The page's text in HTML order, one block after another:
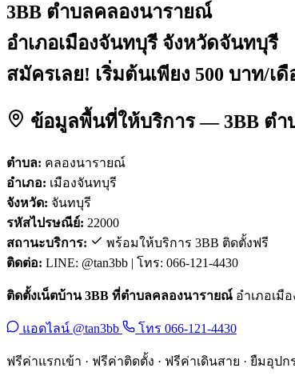
3BB ตำบลคลองนารายณ์
อำเภอเมืองจันทบุรี จังหวัดจันทบุรี
สมัครเลย! เริ่มต้นเพียง 500 บาท/เ
ข้อมูลพื้นที่ให้บริการ — 3BB ตำ
ตำบล: คลองนารายณ์
อำเภอ: เมืองจันทบุรี
จังหวัด: จันทบุรี
รหัสไปรษณีย์: 22000
สถานะบริการ:
พร้อมให้บริการ 3BB ติดตั้งฟรี
ติดต่อ: LINE: @tan3bb | โทร: 066-121-4430
ติดตั้งเน็ตบ้าน 3BB ที่ตำบลคลองนารายณ์ อำเภอเมื
แอดไลน์ @tan3bb โทร 066-121-4430
ฟรีค่าแรกเข้า · ฟรีค่าติดตั้ง · ฟรีค่าเดินสาย · ยืมอุป